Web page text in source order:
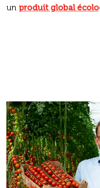
un produit global